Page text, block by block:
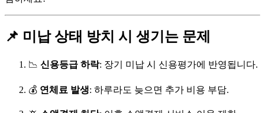
📌 미납 상태 방치 시 생기는 문제
📉 신용등급 하락: 장기 미납 시 신용평가에 반영됩니다.
💰 연체료 발생: 하루라도 늦으면 추가 비용 부담.